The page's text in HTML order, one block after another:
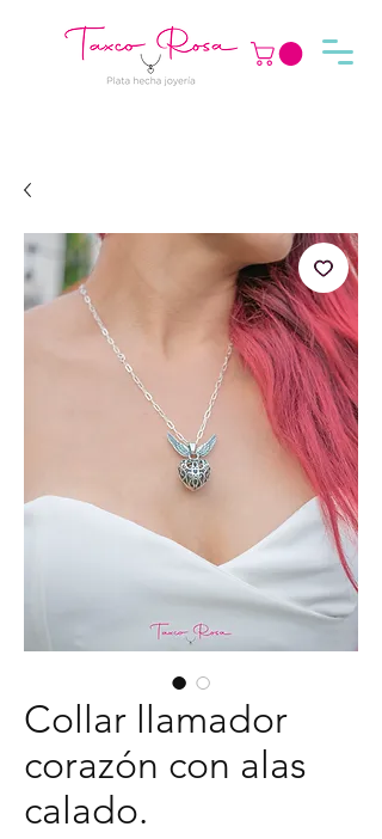
Collar llamador
corazón con alas
calado.